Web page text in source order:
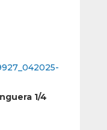
1/4